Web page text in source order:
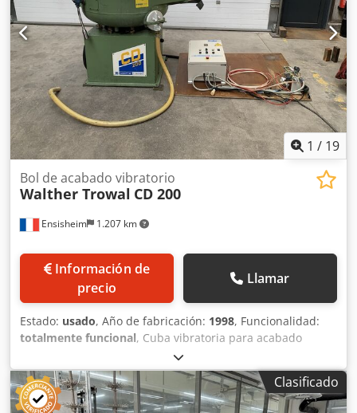
1 / 19
Ensisheim 1.207 km
Bol de acabado vibratorio
Walther Trowal CD 200
Información de
precio
Llamar
Estado: usado, Año de fabricación: 1998, Funcionalidad:
totalmente funcional, Cuba vibratoria para acabado
WALTHER TROWAL CD 200 Capacidad: 200 litros Dedpfx
Ajzmw D Deivock Año de fabricación: 1998 Revestimiento
en buen estado (ver fotos) Dimensiones de la cuba: Ø 1000
mm Ancho de la abertura: 250 mm Altura máxima de las
Clasificado